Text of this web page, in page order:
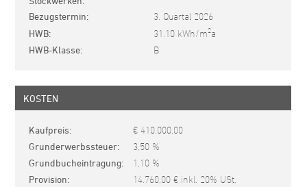
Bezugstermin 3. Quartal 2026
HWB 31.10 kWh/m2a
HWB-Klasse B
KOSTEN
Kaufpreis € 410.000,00
Grunderwerbssteuer 3,50 %
Grundbucheintragung 1,10 %
Provision 14.760,00 € inkl. 20% USt.